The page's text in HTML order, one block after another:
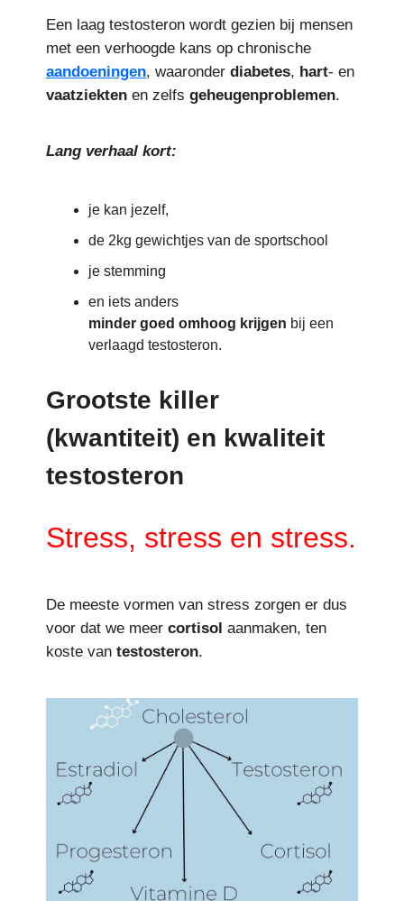
Een laag testosteron wordt gezien bij mensen
met een verhoogde kans op chronische
aandoeningen, waaronder diabetes, hart- en
vaatziekten en zelfs geheugenproblemen.
Lang verhaal kort:
je kan jezelf,
de 2kg gewichtjes van de sportschool
je stemming
en iets anders
minder goed omhoog krijgen bij een
verlaagd testosteron.
Grootste killer
(kwantiteit) en kwaliteit
testosteron
Stress, stress en stress.
De meeste vormen van stress zorgen er dus
voor dat we meer cortisol aanmaken, ten
koste van testosteron.